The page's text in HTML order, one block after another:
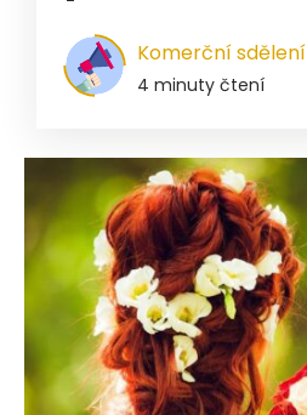
Komerční sdělení
4 minuty čtení